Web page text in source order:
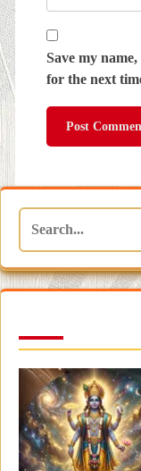
Save my
for the next